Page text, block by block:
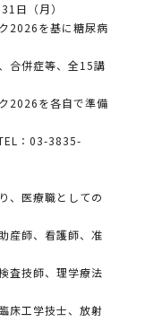
日（月）
2026を基に糖尿病
症等、全15講
2026を各自で準備
03-3835-
医療職としての
、看護師、准
師、理学療法
学技士、放射